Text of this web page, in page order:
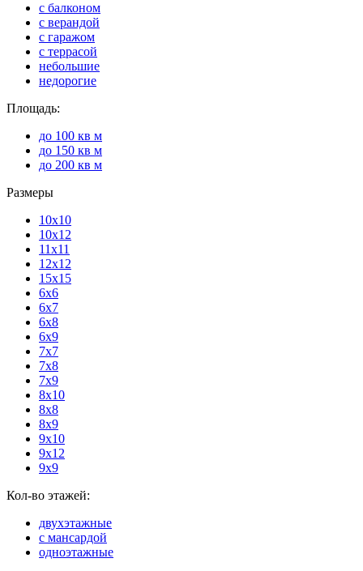
с балконом
с верандой
с гаражом
с террасой
небольшие
недорогие
Площадь:
до 100 кв м
до 150 кв м
до 200 кв м
Размеры
10х10
10х12
11х11
12х12
15х15
6x6
6x7
6x8
6x9
7x7
7x8
7x9
8x10
8x8
8x9
9x10
9x12
9x9
Кол-во этажей:
двухэтажные
с мансардой
одноэтажные